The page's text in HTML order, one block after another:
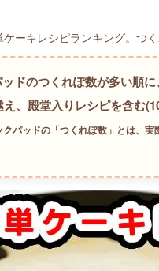
ーキレシピランキング。つ
ドのつくれぽ数が多い順
、殿堂入りレシピを含む
クパッドの「つくれぽ数」とは、